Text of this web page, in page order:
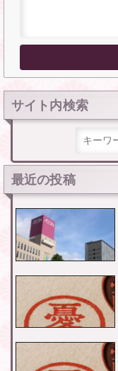
サイト内検索
最近の投稿